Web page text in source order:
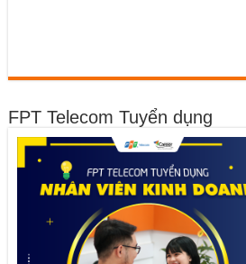
FPT Telecom Tuyển dụng